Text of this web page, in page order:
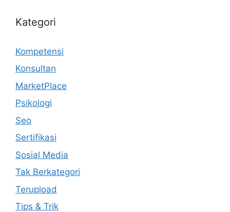
Kategori
Kompetensi
Konsultan
MarketPlace
Psikologi
Seo
Sertifikasi
Sosial Media
Tak Berkategori
Terupload
Tips & Trik